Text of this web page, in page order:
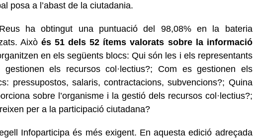
posa a l’abast de la ciutadania.
Reus ha obtingut una puntuació del 98,08% en la bateria
Aixòés 51 dels 52 ítems valorats sobre la informació
en els següents blocs: Qui són les i els representants
els recursos col·lectius?; Com es gestionen els
pressupostos, salaris, contractacions, subvencions?; Quina
sobre l’organisme i la gestió dels recursos col·lectius?;
per a la participació ciutadana?
Infoparticipa és més exigent. En aquesta edició adreçada